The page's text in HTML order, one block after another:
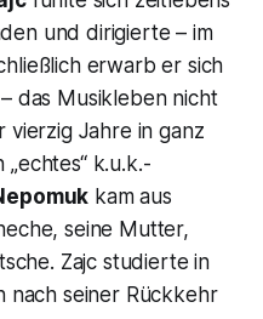
und dirigierte – im
erwarb er sich
das Musikleben nicht
vierzig Jahre in ganz
k.u.k.-
kam aus
seine Mutter,
Zajc studierte in
nach seiner Rückkehr